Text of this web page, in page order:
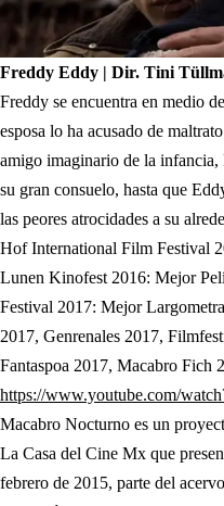
Freddy Eddy | Dir. Tini
Freddy se encuentra en medio
esposa lo ha acusado de
amigo imaginario de la
su gran consuelo, hasta que
las peores atrocidades a su
Hof International Film Festival
Lunen Kinofest 2016: Mejor
Festival 2017: Mejor
2017, Genrenales 2017,
Fantaspoa 2017, Macabro Fich
https://www.youtube.com/
Macabro Nocturno es un
La Casa del Cine Mx que
febrero de 2015, parte del